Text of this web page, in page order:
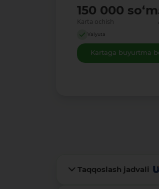
150 000 so‘m
Karta ochish
Valyuta
Kartaga buyurtma
Taqqoslash jadvali